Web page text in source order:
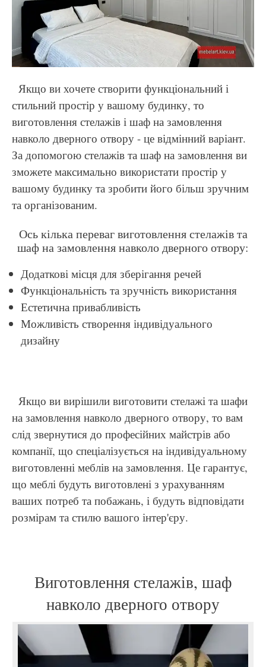
Якщо ви хочете створити функціональний і
стильний простір у вашому будинку, то
виготовлення стелажів і шаф на замовлення
навколо дверного отвору - це відмінний варіант.
За допомогою стелажів та шаф на замовлення ви
зможете максимально використати простір у
вашому будинку та зробити його більш зручним
та організованим.
Ось кілька переваг виготовлення стелажів та
шаф на замовлення навколо дверного отвору:
Додаткові місця для зберігання речей
Функціональність та зручність використання
Естетична привабливість
Можливість створення індивідуального
дизайну
Якщо ви вирішили виготовити стелажі та шафи
на замовлення навколо дверного отвору, то вам
слід звернутися до професійних майстрів або
компанії, що спеціалізується на індивідуальному
виготовленні меблів на замовлення. Це гарантує,
що меблі будуть виготовлені з урахуванням
ваших потреб та побажань, і будуть відповідати
розмірам та стилю вашого інтер'єру.
Виготовлення стелажів, шаф
навколо дверного отвору